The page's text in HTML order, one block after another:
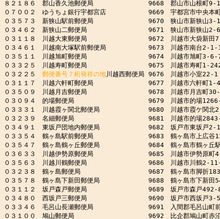
８２１８６　郡山香久池郵便局　　　　　　　　 9668　郡山市山根町9-
０７００２　ゆうちょ銀行宇都宮店　　　　　　 9669　宇都宮市中央本
０３５７３　新狭山駅前郵便局　　　　　　　　 9670　狭山市新狭山
０３４６２　新狭山二郵便局　　　　　　　　　 9671　狭山市新狭山
０３１１８　川越大東郵便局　　　　　　　　　 9672　川越市大袋新田
０３４６１　川越南大塚駅前郵便局　　　　　　 9673　川越市南台2-1-
０３５１１　川越旭町郵便局　　　　　　　　　 9674　川越市旭町3-6-
０３３２５　川越寿町郵便局　　　　　　　　　 9675　川越市寿町1-
０３２２５ 郵便番号７桁発祥の地川越西郵便局 9676　川越市小室22-1
０３１１７　川越六軒町郵便局　　　　　　　　 9677　川越市六軒町
０３５０９　川越月吉郵便局　　　　　　　　　 9678　川越市月吉町
０３０９４　的場郵便局　　　　　　　　　　　 9679　川越市的場
０３３３１　川越霞ヶ関北郵便局　　　　　　　 9680　川越市霞ケ関
０３２３９　名細郵便局　　　　　　　　　　　 9681　川越市的場
０３４９１　東坂戸団地内郵便局　　　　　　　 9682　坂戸市東坂戸2-
０３３５４　鶴ヶ島駅前郵便局　　　　　　　　 9683　鶴ヶ島市上広谷
０３５４７　鶴ヶ島鶴ヶ丘郵便局　　　　　　　 9684　鶴ヶ島市鶴ヶ丘
０３６３３　川越伊勢原郵便局　　　　　　　　 9685　川越市伊勢原
０３５６３　川越川鶴郵便局　　　　　　　　　 9686　川越市川鶴2-
０３２３８　鶴ヶ島郵便局　　　　　　　　　　 9687　鶴ヶ島市脚折
０３５７８　鶴ヶ島下新田郵便局　　　　　　　 9688　鶴ヶ島市下新田
０３１１２　坂戸森戸郵便局　　　　　　　　　 9689　坂戸市森戸492-
０３４８０　西坂戸三郵便局　　　　　　　　　 9690　坂戸市西坂戸
０３３４６　毛呂山長瀬郵便局　　　　　　　　 9691　入間郡毛呂山
０３１００　鳩山郵便局　　　　　　　　　　　 9692　比企郡鳩山町赤